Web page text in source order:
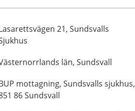
21, Sundsvalls
län, Sundsvall
mottagning, Sundsvalls sjukhus,
86 Sundsvall